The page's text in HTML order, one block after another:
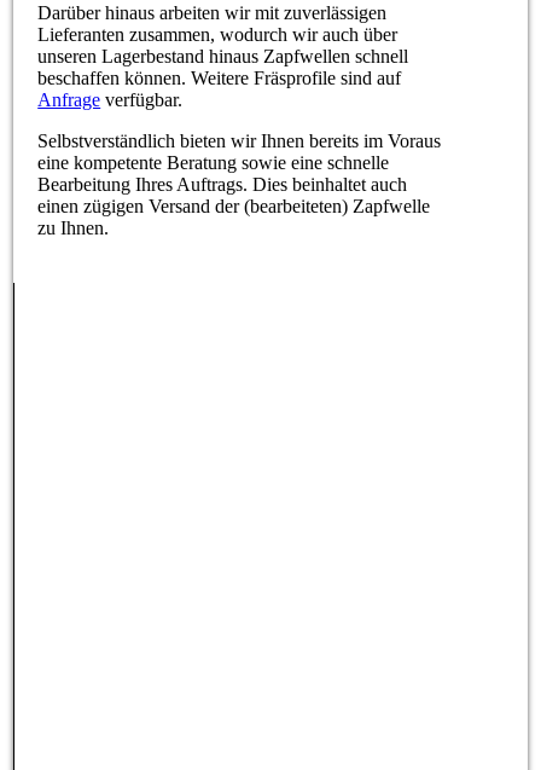
Darüber hinaus arbeiten wir mit zuverlässigen
Lieferanten zusammen, wodurch wir auch über
unseren Lagerbestand hinaus Zapfwellen schnell
beschaffen können. Weitere Fräsprofile sind auf
Anfrage verfügbar.
Selbstverständlich bieten wir Ihnen bereits im Voraus
eine kompetente Beratung sowie eine schnelle
Bearbeitung Ihres Auftrags. Dies beinhaltet auch
einen zügigen Versand der (bearbeiteten) Zapfwelle
zu Ihnen.